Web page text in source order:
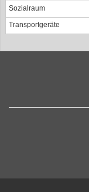
Sozialraum
Transportgeräte